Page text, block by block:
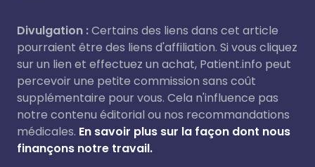
Divulgation :Certains des liens dans cet article
pourraient être des liens d'affiliation. Si vous cliquez
sur un lien et effectuez un achat, Patient.info peut
percevoir une petite commission sans coût
supplémentaire pour vous. Cela n'influence pas
notre contenu éditorial ou nos recommandations
médicales. En savoir plus sur la façon dont nous
finançons notre travail.